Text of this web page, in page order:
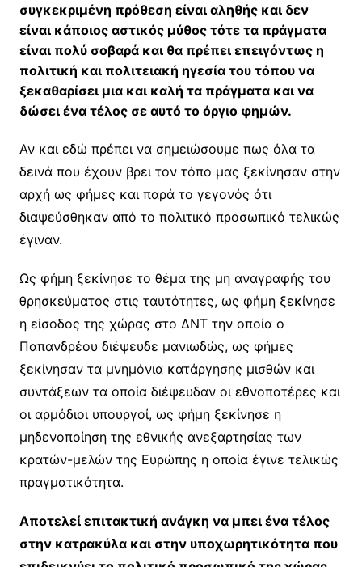
συγκεκριμένη πρόθεση είναι αληθής και δεν
είναι κάποιος αστικός μύθος τότε τα πράγματα
είναι πολύ σοβαρά και θα πρέπει επειγόντως η
πολιτική και πολιτειακή ηγεσία του τόπου να
ξεκαθαρίσει μια και καλή τα πράγματα και να
δώσει ένα τέλος σε αυτό το όργιο φημών.
Αν και εδώ πρέπει να σημειώσουμε πως όλα τα
δεινά που έχουν βρει τον τόπο μας ξεκίνησαν στην
αρχή ως φήμες και παρά το γεγονός ότι
διαψεύσθηκαν από το πολιτικό προσωπικό τελικώς
έγιναν.
Ως φήμη ξεκίνησε το θέμα της μη αναγραφής του
θρησκεύματος στις ταυτότητες, ως φήμη ξεκίνησε
η είσοδος της χώρας στο ΔΝΤ την οποία ο
Παπανδρέου διέψευδε μανιωδώς, ως φήμες
ξεκίνησαν τα μνημόνια κατάργησης μισθών και
συντάξεων τα οποία διέψευδαν οι εθνοπατέρες και
οι αρμόδιοι υπουργοί, ως φήμη ξεκίνησε η
μηδενοποίηση της εθνικής ανεξαρτησίας των
κρατών-μελών της Ευρώπης η οποία έγινε τελικώς
πραγματικότητα.
Αποτελεί επιτακτική ανάγκη να μπει ένα τέλος
στην κατρακύλα και στην υποχωρητικότητα που